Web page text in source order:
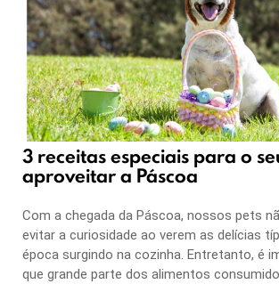
3 receitas especiais para o
aproveitar a Páscoa
Com a chegada da Páscoa, nossos pets
evitar a curiosidade ao verem as delícias
época surgindo na cozinha. Entretanto, é
que grande parte dos alimentos